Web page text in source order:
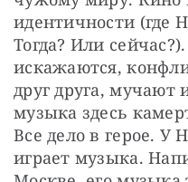
идентичности (где
Тогда? Или
искажаются,
друг друга,
музыка здесь
Все дело в герое. У
играет музыка.